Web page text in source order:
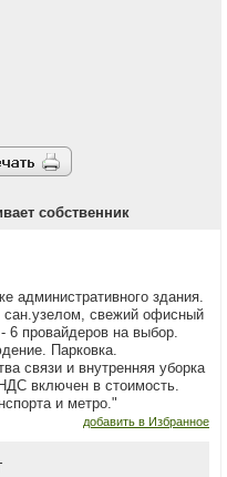
собственник
административного здания.
свежий офисный
6 провайдеров на выбор.
Парковка.
связи и внутренняя уборка
включен в стоимость.
и метро."
добавить в Избранное